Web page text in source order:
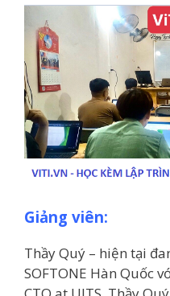
Giảng viên:
Thầy Quý – hiện tại
SOFTONE Hàn Quốc